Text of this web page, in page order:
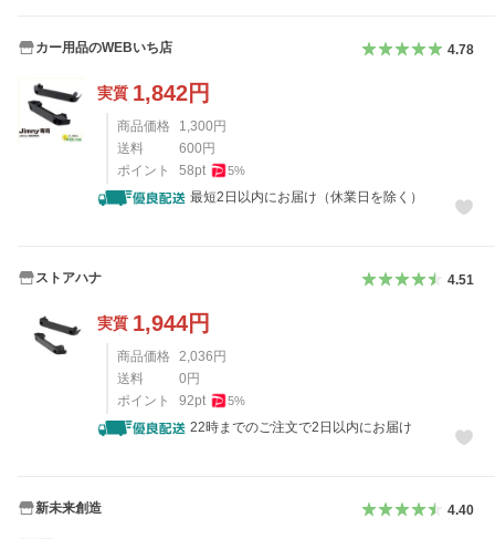
カー用品のWEBいち店 4.78
実質 1,842円
商品価格 1,300円
送料
600円
ポイント
58pt 5%
最短2日以内にお届け（休業日を除く）
ストアハナ 4.51
実質 1,944円
商品価格 2,036円
送料
0円
ポイント
92pt 5%
22時までのご注文で2日以内にお届け
新未来創造 4.40